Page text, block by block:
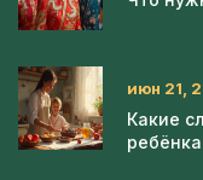
июн 21,
Какие
ребёнка